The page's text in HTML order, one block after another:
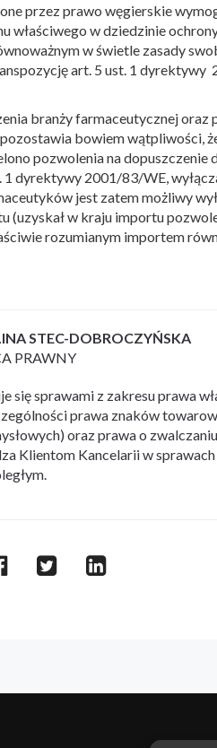
przez prawo węgierskie
właściwego w dziedzinie
w świetle zasady
art. 5 ust. 1
branży farmaceutycznej
bowiem wątpliwości,
pozwolenia na dopuszczenie
dyrektywy 2001/83/WE,
jest zatem możliwy
(uzyskał w kraju importu
rozumianym importem
STEC-DOBROCZYŃSKA
PRAWNY
się sprawami z zakresu prawa
prawa znaków
oraz prawa o
Klientom Kancelarii w